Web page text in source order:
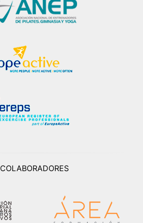
COLABORADORES